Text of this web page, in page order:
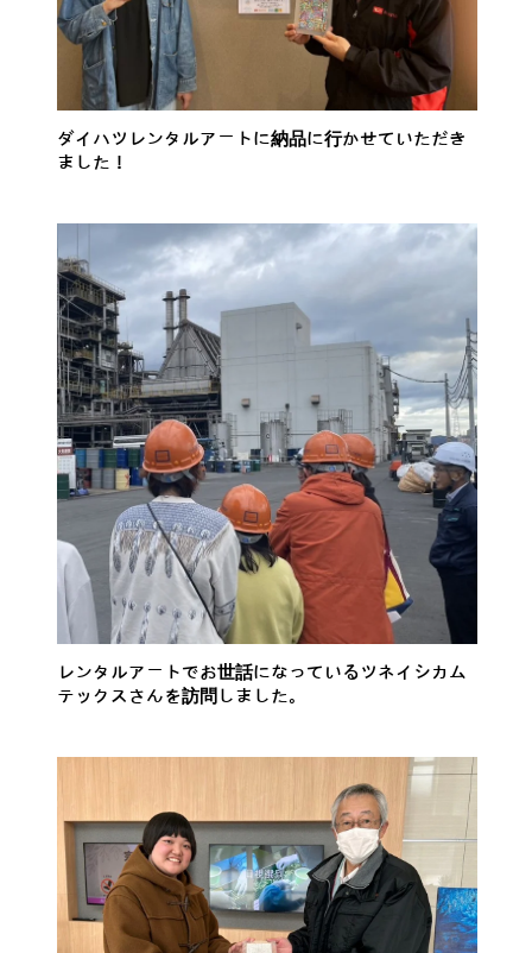
ダイハツレンタルアートに納品に行かせていただき
ました！
レンタルアートでお世話になっているツネイシカム
テックスさんを訪問しました。